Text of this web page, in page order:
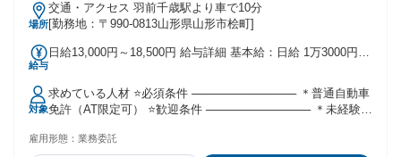
場所
交通・アクセス 羽前千歳駅より車で10分
[勤務地：〒990-0813山形県山形市桧町]
給与
日給13,000円～18,500円 給与詳細 基本給：日給 1万3000円
勤・家族手当金額：なし 全員に一律で支払われるその他手当
金額：なし ⭐日給13,000円 └※コミコミプランの場合(車両・
燃料・保険は会社負担) ⭐日給18,500円 └※車両持込プランの
場合(車両・燃料・保険は自己負担) ⭐前払い制度あり └※社内
対象
求めている人材 ⭐必須条件 ───────────── ＊普通自動車
免許（AT限定可） ⭐歓迎条件 ───────────── ＊未経験者
日以上でガッツリ稼ぎたい方 ＊フリーターの方 ＊副業・Wワ
雇用形態： 業務委託